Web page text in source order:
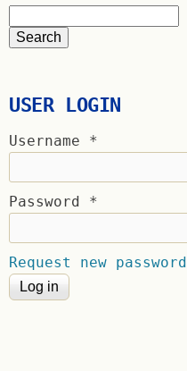
USER LOGIN
Username *
Password *
Request new password